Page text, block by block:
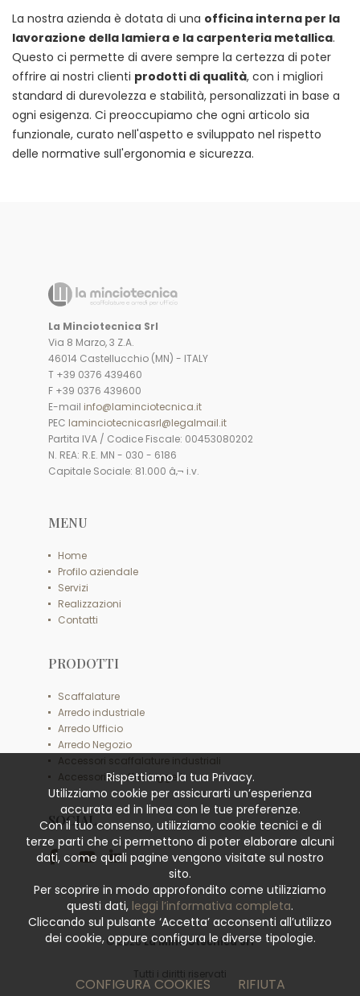
La nostra azienda è dotata di una officina interna per la
lavorazione della lamiera e la carpenteria metallica.
Questo ci permette di avere sempre la certezza di poter
offrire ai nostri clienti prodotti di qualità, con i migliori
standard di durevolezza e stabilità, personalizzati in base a
ogni esigenza. Ci preoccupiamo che ogni articolo sia
funzionale, curato nell'aspetto e sviluppato nel rispetto
delle normative sull'ergonomia e sicurezza.
La Minciotecnica Srl
Via 8 Marzo, 3 Z.A.
46014 Castellucchio (MN) - ITALY
T +39 0376 439460
F +39 0376 439600
E-mail info@laminciotecnica.it
PEC laminciotecnicasrl@legalmail.it
Partita IVA / Codice Fiscale: 00453080202
N. REA: R.E. MN - 030 - 6186
Capitale Sociale: 81.000 â‚¬ i.v.
MENU
Home
Profilo aziendale
Servizi
Realizzazioni
Contatti
PRODOTTI
Scaffalature
Arredo industriale
Arredo Ufficio
Arredo Negozio
Accessori scaffalature industriali
Accessori scaffali leggeri
SOCIAL
© 2026La Minciotecnica Srl
Tutti i diritti riservati
Rispettiamo la tua Privacy.
Utilizziamo cookie per assicurarti un’esperienza
accurata ed in linea con le tue preferenze.
Con il tuo consenso, utilizziamo cookie tecnici e di
terze parti che ci permettono di poter elaborare alcuni
dati, come quali pagine vengono visitate sul nostro
sito.
Per scoprire in modo approfondito come utilizziamo
questi dati, leggi l’informativa completa.
Cliccando sul pulsante ‘Accetta’ acconsenti all’utilizzo
dei cookie, oppure configura le diverse tipologie.
CONFIGURA COOKIES RIFIUTA